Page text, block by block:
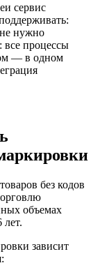
сервис
нужно
все процессы
— в одном
без кодов
объемах
зависит